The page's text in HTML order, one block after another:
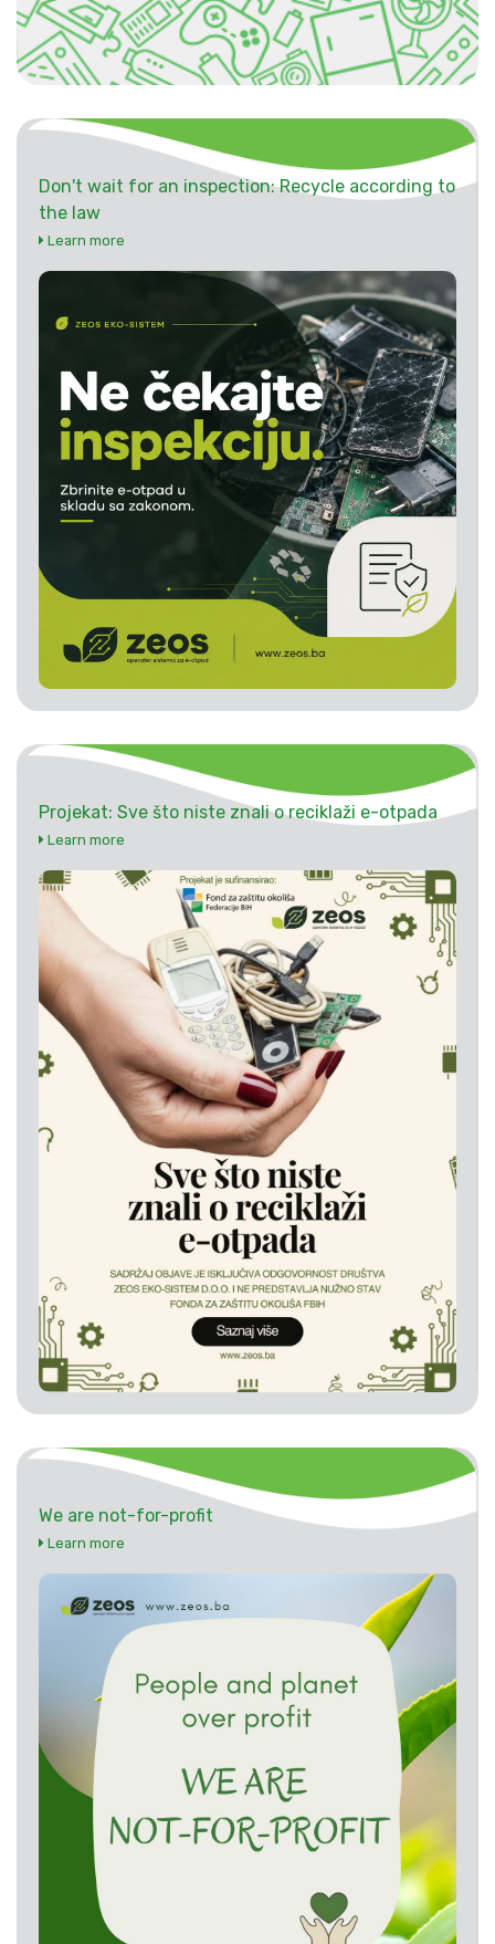
Don't wait for an inspection: Recycle according to
the law
Learn more
Projekat: Sve što niste znali o reciklaži e-otpada
Learn more
We are not-for-profit
Learn more